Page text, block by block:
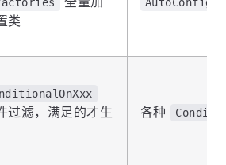
类
过滤，满足的才生
各种